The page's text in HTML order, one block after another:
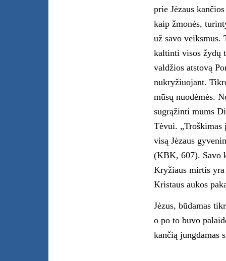
prie Jėzaus
kaip žmonės,
už savo veiksmus.
kaltinti visos žydų
valdžios atstovą
nukryžiuojant.
mūsų nuodėmės.
sugrąžinti mums
Tėvui. „Troškimas
visą Jėzaus
(KBK, 607). Savo
Kryžiaus mirtis
Kristaus aukos
Jėzus, būdamas
o po to buvo
kančią jungdamas